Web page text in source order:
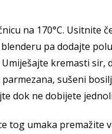
na 170°C. Usitnite
pa dodajte
kremasti sir,
sušeni
dok ne dobijete
tog umaka premažite